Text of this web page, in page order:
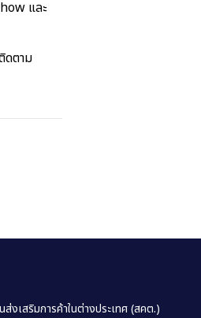
และ
ดตาม
งเสริมการค้าในต่างประเทศ (สคต.)